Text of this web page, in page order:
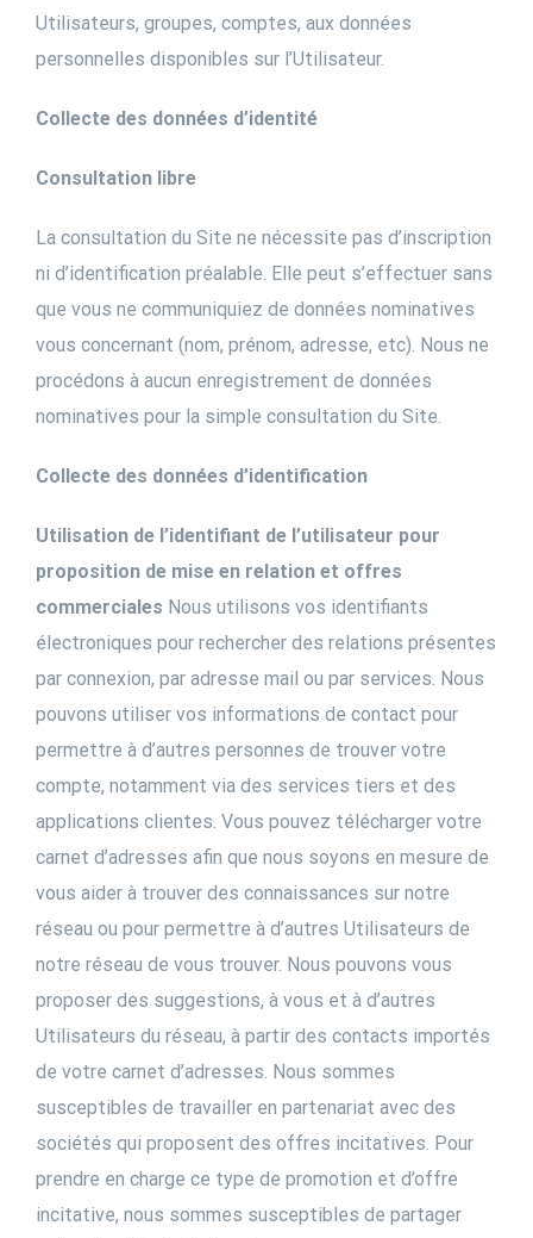
Utilisateurs, groupes, comptes, aux données
personnelles disponibles sur l’Utilisateur.
Collecte des données d’identité
Consultation libre
La consultation du Site ne nécessite pas d’inscription
ni d’identification préalable. Elle peut s’effectuer sans
que vous ne communiquiez de données nominatives
vous concernant (nom, prénom, adresse, etc). Nous ne
procédons à aucun enregistrement de données
nominatives pour la simple consultation du Site.
Collecte des données d’identification
Utilisation de l’identifiant de l’utilisateur pour
proposition de mise en relation et offres
commerciales Nous utilisons vos identifiants
électroniques pour rechercher des relations présentes
par connexion, par adresse mail ou par services. Nous
pouvons utiliser vos informations de contact pour
permettre à d’autres personnes de trouver votre
compte, notamment via des services tiers et des
applications clientes. Vous pouvez télécharger votre
carnet d’adresses afin que nous soyons en mesure de
vous aider à trouver des connaissances sur notre
réseau ou pour permettre à d’autres Utilisateurs de
notre réseau de vous trouver. Nous pouvons vous
proposer des suggestions, à vous et à d’autres
Utilisateurs du réseau, à partir des contacts importés
de votre carnet d’adresses. Nous sommes
susceptibles de travailler en partenariat avec des
sociétés qui proposent des offres incitatives. Pour
prendre en charge ce type de promotion et d’offre
incitative, nous sommes susceptibles de partager